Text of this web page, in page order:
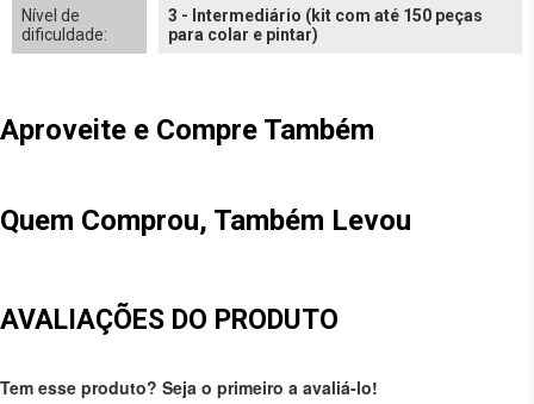
Nível de
dificuldade:
3 - Intermediário (kit com até 150 peças
para colar e pintar)
Aproveite e Compre Também
Quem Comprou, Também Levou
AVALIAÇÕES DO PRODUTO
Tem esse produto? Seja o primeiro a avaliá-lo!